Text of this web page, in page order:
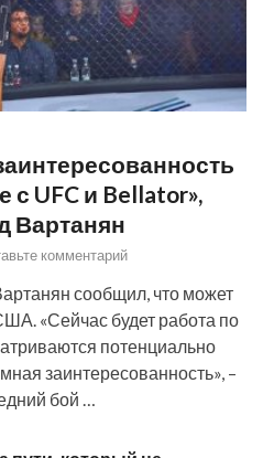
с UFC и Bellator»,
Вартанян
комментарий
сообщил, что может
«Сейчас будет работа по
потенциально
заинтересованность», –
бой …